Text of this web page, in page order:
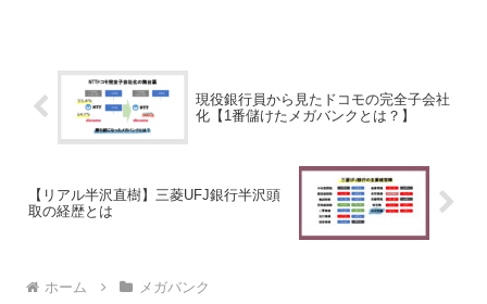
現役銀行員から見たドコモの完全子会社
化【1番儲けたメガバンクとは？】
【リアル半沢直樹】三菱UFJ銀行半沢頭
取の経歴とは
ホーム メガバンク